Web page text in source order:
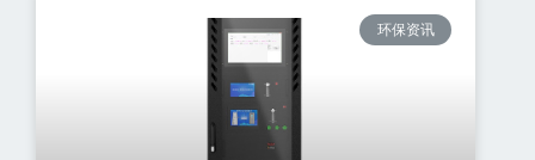
环保资讯